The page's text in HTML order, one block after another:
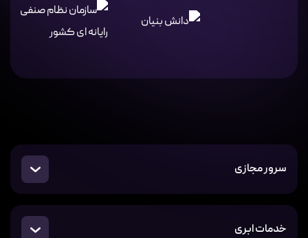
سرور مجازی
خدمات ابری